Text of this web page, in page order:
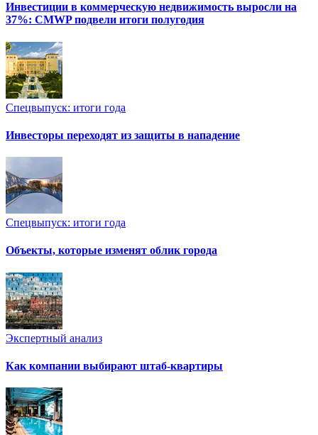
Инвестиции в коммерческую недвижимость выросли на
37%: CMWP подвели итоги полугодия
Спецвыпуск: итоги года
Инвесторы переходят из защиты в нападение
Спецвыпуск: итоги года
Объекты, которые изменят облик города
Экспертный анализ
Как компании выбирают штаб-квартиры